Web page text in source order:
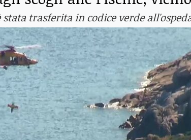
stata trasferita in codice verde